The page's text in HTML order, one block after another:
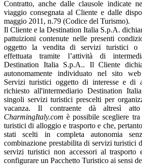
Contratto, anche dalle clausole indicate
viaggio consegnata al Cliente e dalle
maggio 2011, n.79 (Codice del Turismo).
Il Cliente e la Destination Italia S.p.A.
pattuizioni contenute nelle presenti
oggetto la vendita di servizi turistici o
effettuata tramite l’attività di
Destination Italia S.p.A.. Il Cliente
autonomamente individuato nel sito web
Servizi turistici oggetto di interesse e di
richiesto all'intermediario Destination
singoli servizi turistici prescelti per
vacanza. Il contraente dà altresì
CharmingItaly.com è possibile scegliere
turistici di alloggio e trasporto e che,
stati scelti in completa autonomia
combinazione prestabilita di servizi turistici
servizi turistici non accessori al trasporto
configurare un Pacchetto Turistico ai sensi